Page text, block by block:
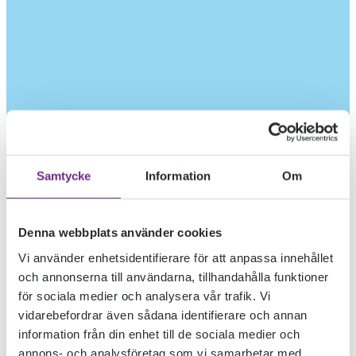
Samtycke Information Om
Denna webbplats använder cookies
Vi använder enhetsidentifierare för att anpassa innehållet
och annonserna till användarna, tillhandahålla funktioner
för sociala medier och analysera vår trafik. Vi
vidarebefordrar även sådana identifierare och annan
information från din enhet till de sociala medier och
annons- och analysföretag som vi samarbetar med.